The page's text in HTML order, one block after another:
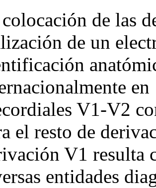
de las
de un
V1-V2
el resto de
V1 resulta
entidades